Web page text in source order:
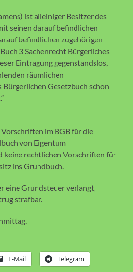
ist alleiniger Besitzer des
seinen darauf befindlichen
befindlichen zugehörigen
3 Sachenrecht Bürgerliches
Eintragung gegenstandslos,
räumlichen
Bürgerlichen Gesetzbuch schon
im BGB für die
von Eigentum
keine rechtlichen Vorschriften für
ins Grundbuch.
eine Grundsteuer verlangt,
strafbar.
E-Mail Telegram